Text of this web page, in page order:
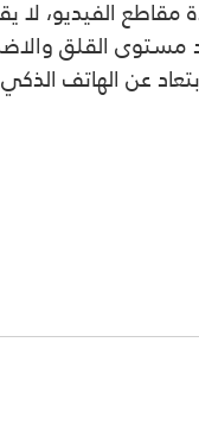
مقاطع الفيديو،
مستوى القلق